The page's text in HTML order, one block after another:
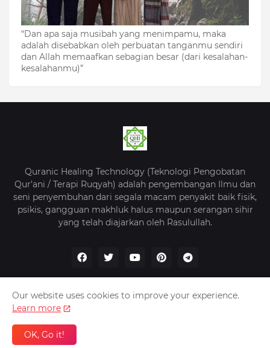
“Dan apa saja musibah yang menimpamu, maka
adalah disebabkan oleh perbuatan tanganmu sendiri
dan Allah memaafkan sebagian besar (dari kesalahan-
kesalahanmu)”
Quranic Healing Technology (Teknologi Pengobatan
Qur’ani / Terapi Ruqyah) adalah pengembangan Ilmu dan
seni penyembuhan dari segala macam penyakit baik fisik,
psikis, gangguan makhluk halus maupun serangan sihir
yang telah diajarkan oleh Rasulullah.
Beranda Tentang Kami
Our website uses cookies to improve your experience.
Learn more
OK, Go it!